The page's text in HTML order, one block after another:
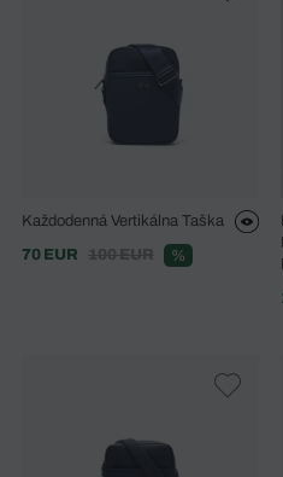
Každodenná Vertikálna Taška
70 EUR
100 EUR %